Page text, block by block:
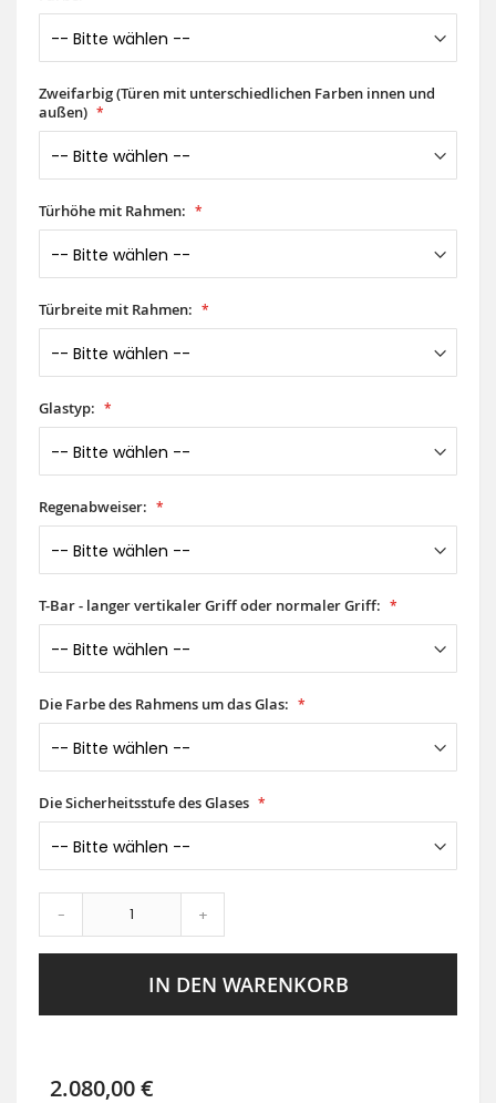
Zweifarbig (Türen mit unterschiedlichen Farben innen und
außen)
Türhöhe mit Rahmen:
Türbreite mit Rahmen:
Glastyp:
Regenabweiser:
T-Bar - langer vertikaler Griff oder normaler Griff:
Die Farbe des Rahmens um das Glas:
Die Sicherheitsstufe des Glases
- +
IN DEN WARENKORB
2.080,00 €